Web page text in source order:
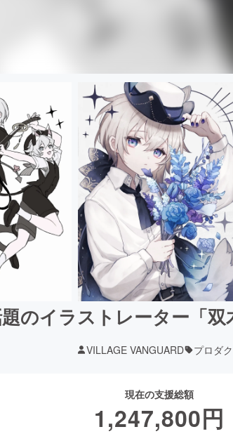
のイラストレーター「双
VILLAGE VANGUARD プロダ
現在の支援総額
1,247,800円